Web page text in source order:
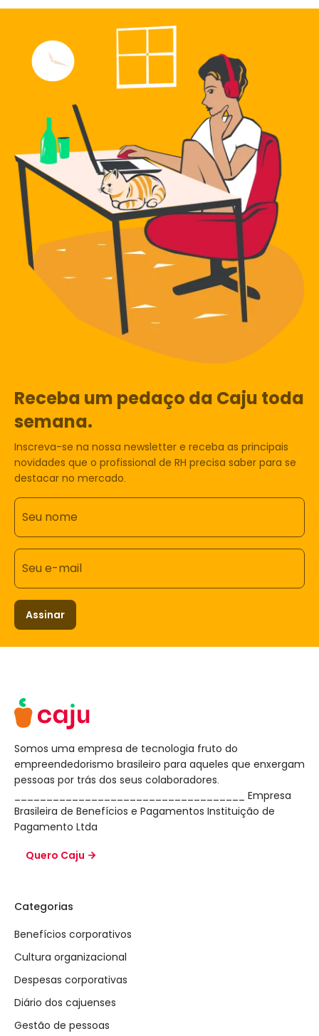
Receba um pedaço da Caju toda
semana.
Inscreva-se na nossa newsletter e receba as principais
novidades que o profissional de RH precisa saber para se
destacar no mercado.
Seu nome
Seu e-mail
Assinar
Somos uma empresa de tecnologia fruto do
empreendedorismo brasileiro para aqueles que enxergam
pessoas por trás dos seus colaboradores.
____________________________________ Empresa
Brasileira de Benefícios e Pagamentos Instituição de
Pagamento Ltda
Quero Caju
Categorias
Benefícios corporativos
Cultura organizacional
Despesas corporativas
Diário dos cajuenses
Gestão de pessoas